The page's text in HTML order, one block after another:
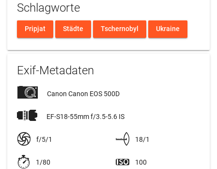
Schlagworte
Pripjat Städte Tschernobyl Ukraine
Exif-Metadaten
Canon Canon EOS 500D
EF-S18-55mm f/3.5-5.6 IS
f/5/1 18/1
1/80 100